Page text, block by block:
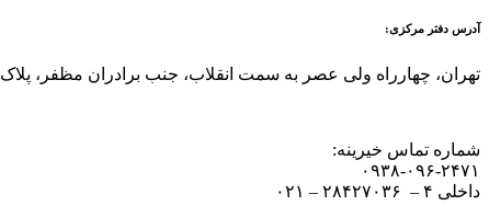
آدرس دفتر مرکزی:
تهران، چهارراه ولی عصر به سمت انقلاب، جنب برادران مظفر، پلاک ۹۱۵
شماره تماس خیرینه:
۰۹۳۸-۰۹۶-۲۴۷۱
داخلی ۴ – ۲۸۴۲۷۰۳۶ – ۰۲۱